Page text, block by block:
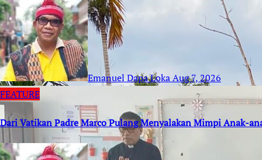
Emanuel Dapa LokaAug 7, 2026
FEATURE
Dari Vatikan Padre Marco Pulang Menyalakan Mimpi Anak-